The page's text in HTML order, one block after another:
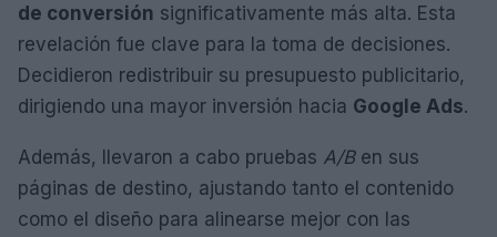
de conversión significativamente más alta. Esta
revelación fue clave para la toma de decisiones.
Decidieron redistribuir su presupuesto publicitario,
dirigiendo una mayor inversión hacia Google Ads.
Además, llevaron a cabo pruebas A/Ben sus
páginas de destino, ajustando tanto el contenido
como el diseño para alinearse mejor con las